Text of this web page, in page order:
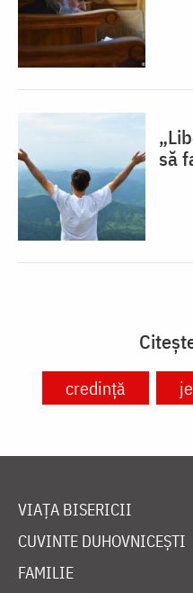
să
credință
VIAȚA BISERICII
CUVINTE DUHOVNICEȘTI
FAMILIE